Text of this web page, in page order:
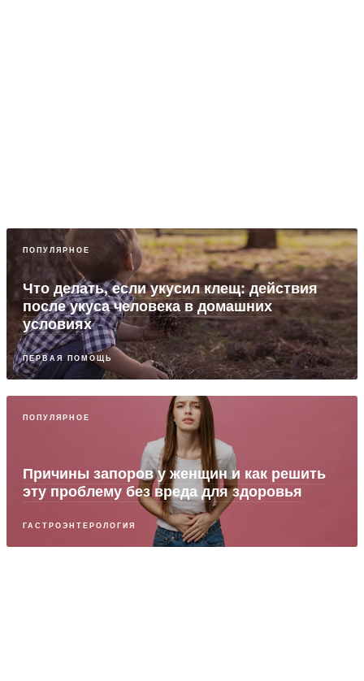
ПОПУЛЯРНОЕ
Что делать, если укусил клещ: действия
после укуса человека в домашних
условиях
ПЕРВАЯ ПОМОЩЬ
ПОПУЛЯРНОЕ
Причины запоров у женщин и как решить
эту проблему без вреда для здоровья
ГАСТРОЭНТЕРОЛОГИЯ